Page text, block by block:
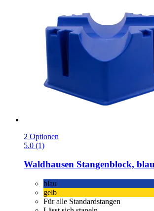
2 Optionen
5.0 (1)
Waldhausen Stangenblock, blau
blau
gelb
Für alle Standardstangen